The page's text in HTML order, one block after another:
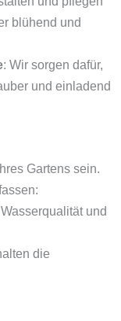
blühend und
: Wir sorgen dafür,
und einladend
Gartens sein.
und
die